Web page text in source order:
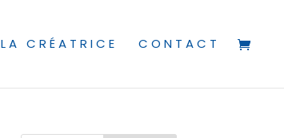
LA CRÉATRICE CONTACT